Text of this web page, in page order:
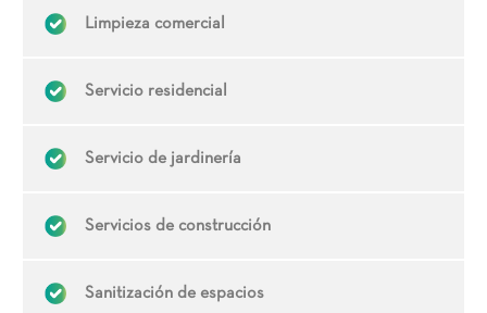
Limpieza comercial
Servicio residencial
Servicio de jardinería
Servicios de construcción
Sanitización de espacios